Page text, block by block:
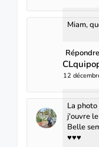
Miam,
Répondre
12
La photo
j'ouvre
Belle
♥♥♥